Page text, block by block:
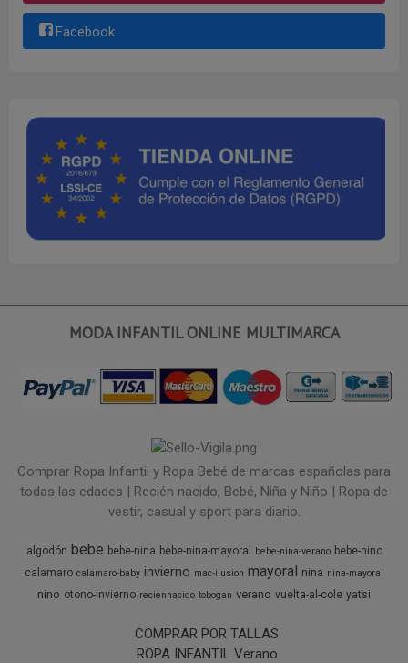
Facebook
MODA INFANTIL ONLINE MULTIMARCA
Comprar Ropa Infantil y Ropa Bebé de marcas españolas para
todas las edades | Recién nacido, Bebé, Niña y Niño | Ropa de
vestir, casual y sport para diario.
algodón bebe bebe-nina bebe-nina-mayoral bebe-nina-verano bebe-nino
calamaro calamaro-baby invierno mac-ilusion mayoral nina nina-mayoral
nino otono-invierno reciennacido tobogan verano vuelta-al-cole yatsi
COMPRAR POR TALLAS
ROPA INFANTIL Verano